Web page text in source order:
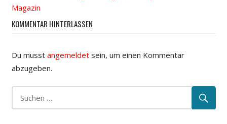
Magazin
KOMMENTAR HINTERLASSEN
Du musst angemeldetsein, um einen Kommentar
abzugeben.